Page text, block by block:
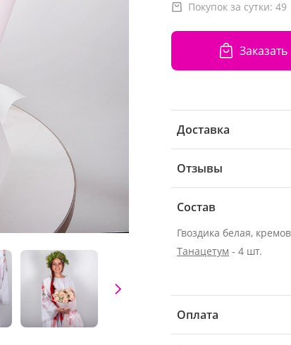
Покупок за сутки: 49
Заказать
Доставка
Отзывы
Состав
Гвоздика белая,
Танацетум - 4 шт.
Оплата